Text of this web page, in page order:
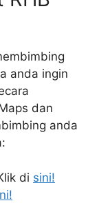
anda ingin
dan
anda
di sini!